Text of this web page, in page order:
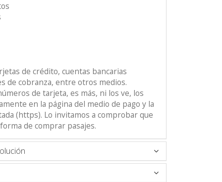
de crédito, cuentas bancarias
de cobranza, entre otros medios.
de tarjeta, es más, ni los ve, los
en la página del medio de pago y la
(https). Lo invitamos a comprobar que
de comprar pasajes.